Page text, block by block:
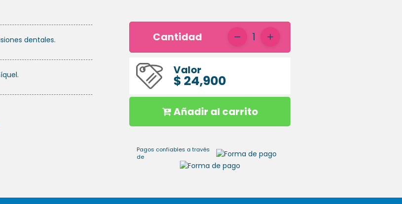
dentales. Cantidad 1
Valor
$ 24,900
Añadir al carrito
Pagos confiables a través
de